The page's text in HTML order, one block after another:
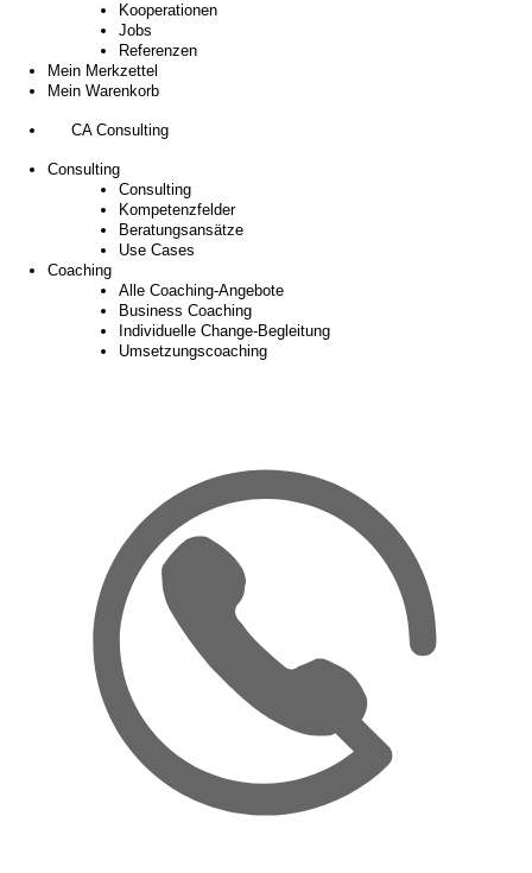
Kooperationen
Jobs
Referenzen
Mein Merkzettel
Mein Warenkorb
CA Consulting
Consulting
Consulting
Kompetenzfelder
Beratungsansätze
Use Cases
Coaching
Alle Coaching-Angebote
Business Coaching
Individuelle Change-Begleitung
Umsetzungscoaching